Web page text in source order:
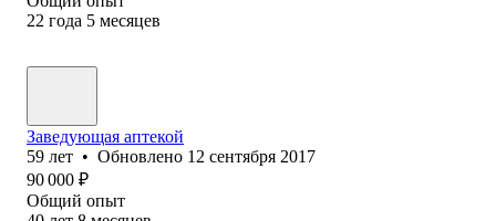
22 года 5 месяцев
Заведующая аптекой
59 лет • Обновлено 12 сентября 2017
90 000 ₽
Общий опыт